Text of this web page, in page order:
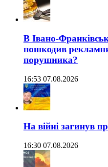
В Івано-
пошкодив
порушника?
16:53 07.08.2026
На війні загинув
16:30 07.08.2026